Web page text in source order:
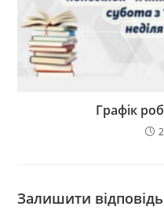
Графік
Залишити відповідь